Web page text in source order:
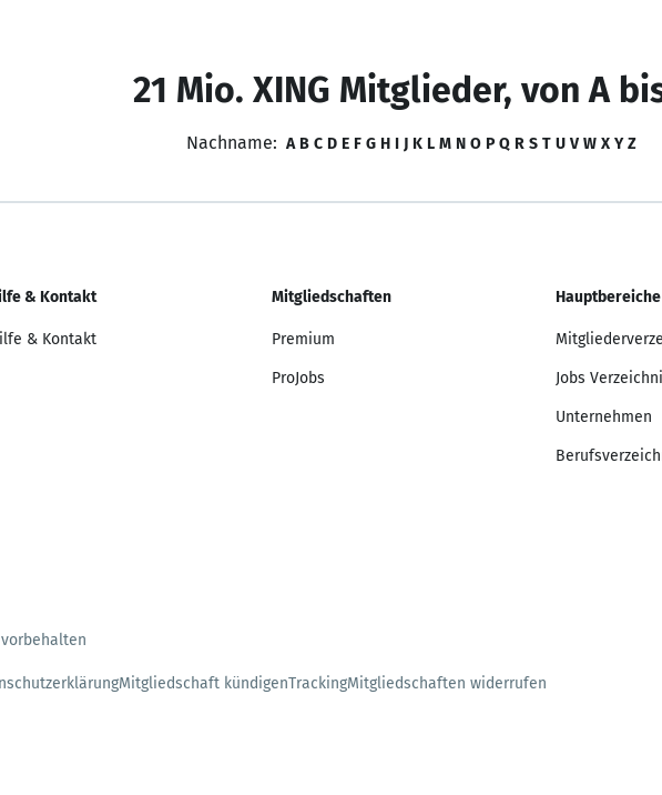
21 Mio. XING Mitglieder, von A
Nachname: A B C D E F G H I J K L M N O P Q R S T U V W X Y Z
& Kontakt
& Kontakt
Mitgliedschaften
Premium
ProJobs
Hauptbereiche
Jobs
Unternehmen
Mitgliedschaft kündigenTrackingMitgliedschaften widerrufen